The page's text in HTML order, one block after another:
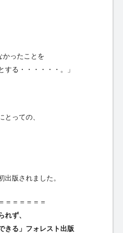
かったことを
する・・・・・・。」
とっての、
出版されました。
＝＝＝＝＝＝
れず、
きる」フォレスト出版